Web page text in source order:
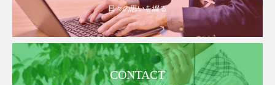
日々の思いを綴る
CONTACT